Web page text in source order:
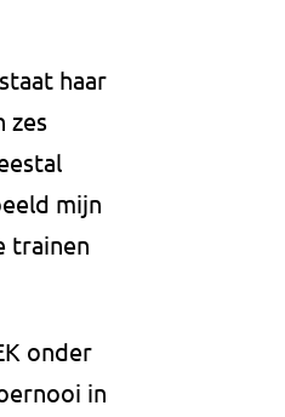
haar
zes
mijn
trainen
onder
in